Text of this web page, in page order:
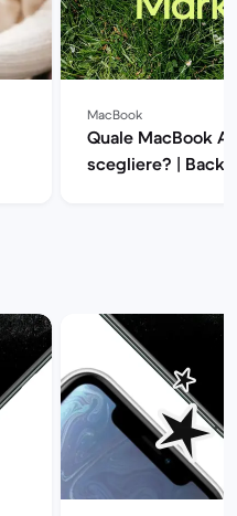
MacBook
Quale MacBook
scegliere? | Back